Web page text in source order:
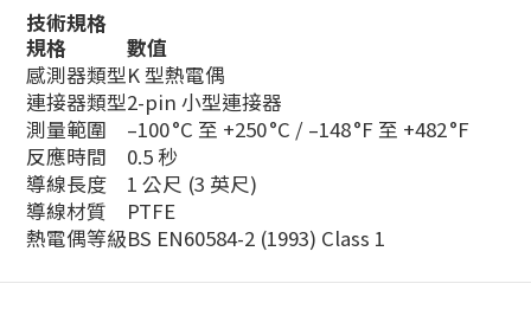
技術規格
規格
數值
感測器類型K 型熱電偶
連接器類型2-pin 小型連接器
測量範圍
–100 °C 至 +250 °C / –148 °F 至 +482 °F
反應時間
0.5 秒
導線長度
1 公尺 (3 英尺)
導線材質
PTFE
熱電偶等級BS EN60584-2 (1993) Class 1